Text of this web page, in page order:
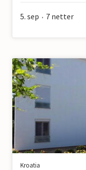
5. sep • 7 netter
Kroatia